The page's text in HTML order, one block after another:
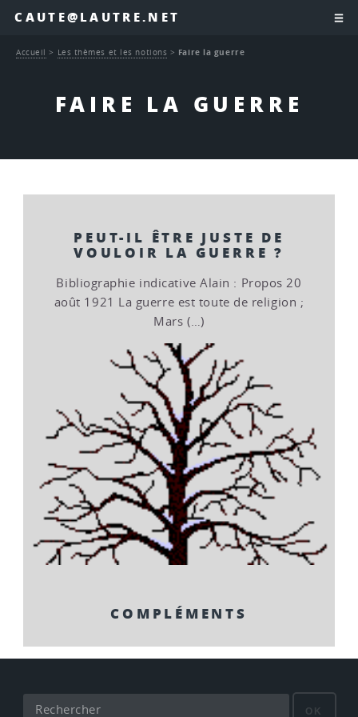
CAUTE@LAUTRE.NET
FAIRE LA GUERRE
Accueil > Les thèmes et les notions > Faire la guerre
PEUT-IL ÊTRE JUSTE DE
VOULOIR LA GUERRE ?
Bibliographie indicative Alain : Propos 20
août 1921 La guerre est toute de religion ;
Mars (…)
COMPLÉMENTS
OK